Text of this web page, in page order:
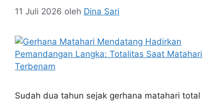
11 Juli 2026 oleh Dina Sari
Sudah dua tahun sejak gerhana matahari total